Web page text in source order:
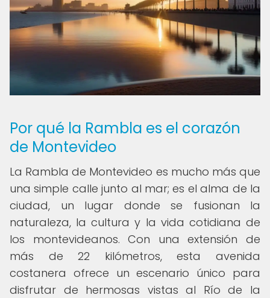
Por qué la Rambla es el corazón
de Montevideo
La Rambla de Montevideo es mucho más que
una simple calle junto al mar; es el alma de la
ciudad, un lugar donde se fusionan la
naturaleza, la cultura y la vida cotidiana de
los montevideanos. Con una extensión de
más de 22 kilómetros, esta avenida
costanera ofrece un escenario único para
disfrutar de hermosas vistas al Río de la